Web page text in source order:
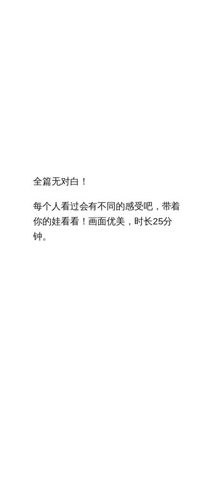
全篇无对白！
每个人看过会有不同的感受吧，带着
你的娃看看！画面优美，时长25分
钟。